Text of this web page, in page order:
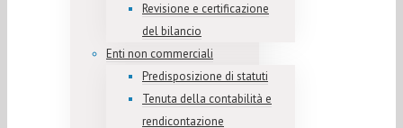
Revisione e certificazione
del bilancio
Enti non commerciali
Predisposizione di statuti
Tenuta della contabilità e
rendicontazione